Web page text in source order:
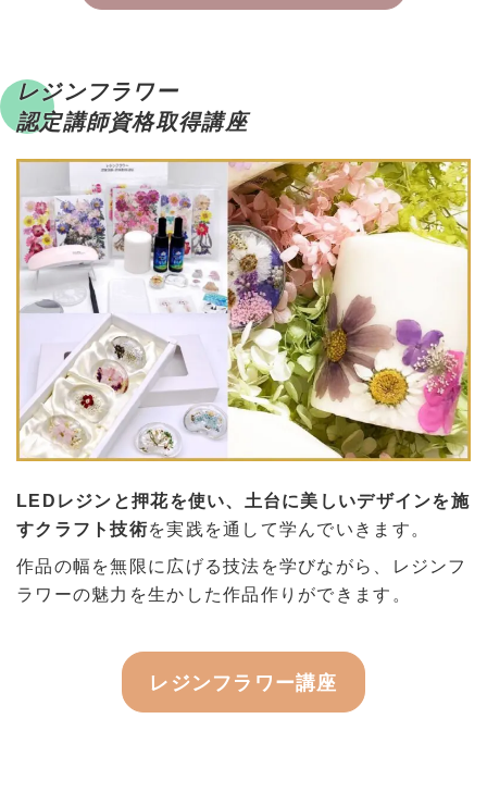
レジンフラワー
認定講師資格取得講座
LEDレジンと押花を使い、土台に美しいデザインを施
すクラフト技術を実践を通して学んでいきます。
作品の幅を無限に広げる技法を学びながら、レジンフ
ラワーの魅力を生かした作品作りができます。
レジンフラワー講座